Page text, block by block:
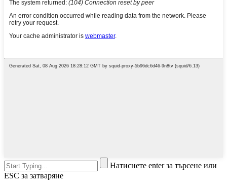
Натиснете enter за търсене или
ESC за затваряне